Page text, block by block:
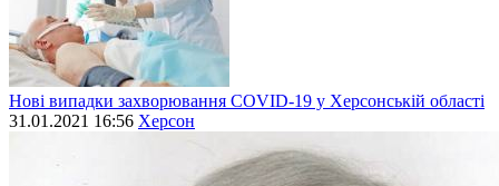
Нові випадки захворювання СОVID-19 у Херсонській області
31.01.2021 16:56 Херсон